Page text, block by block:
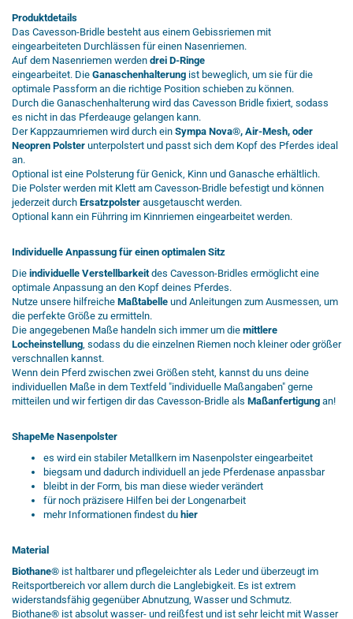
Produktdetails
Das Cavesson-Bridle besteht aus einem Gebissriemen mit
eingearbeiteten Durchlässen für einen Nasenriemen.
Auf dem Nasenriemen werden drei D-Ringe
eingearbeitet. Die Ganaschenhalterung ist beweglich, um sie für die
optimale Passform an die richtige Position schieben zu können.
Durch die Ganaschenhalterung wird das Cavesson Bridle fixiert, sodass
es nicht in das Pferdeauge gelangen kann.
Der Kappzaumriemen wird durch ein Sympa Nova®, Air-Mesh, oder
Neopren Polster unterpolstert und passt sich dem Kopf des Pferdes ideal
an.
Optional ist eine Polsterung für Genick, Kinn und Ganasche erhältlich.
Die Polster werden mit Klett am Cavesson-Bridle befestigt und können
jederzeit durch Ersatzpolster ausgetauscht werden.
Optional kann ein Führring im Kinnriemen eingearbeitet werden.
Individuelle Anpassung für einen optimalen Sitz
Die individuelle Verstellbarkeitdes Cavesson-Bridles ermöglicht eine
optimale Anpassung an den Kopf deines Pferdes.
Nutze unsere hilfreiche Maßtabelle und Anleitungen zum Ausmessen, um
die perfekte Größe zu ermitteln.
Die angegebenen Maße handeln sich immer um die mittlere
Locheinstellung, sodass du die einzelnen Riemen noch kleiner oder größer
verschnallen kannst.
Wenn dein Pferd zwischen zwei Größen steht, kannst du uns deine
individuellen Maße in dem Textfeld "individuelle Maßangaben" gerne
mitteilen und wir fertigen dir das Cavesson-Bridle als Maßanfertigung an!
ShapeMe Nasenpolster
es wird ein stabiler Metallkern im Nasenpolster eingearbeitet
biegsam und dadurch individuell an jede Pferdenase anpassbar
bleibt in der Form, bis man diese wieder verändert
für noch präzisere Hilfen bei der Longenarbeit
mehr Informationen findest du hier
Material
Biothane® ist haltbarer und pflegeleichter als Leder und überzeugt im
Reitsportbereich vor allem durch die Langlebigkeit. Es ist extrem
widerstandsfähig gegenüber Abnutzung, Wasser und Schmutz.
Biothane® ist absolut wasser- und reißfest und ist sehr leicht mit Wasser